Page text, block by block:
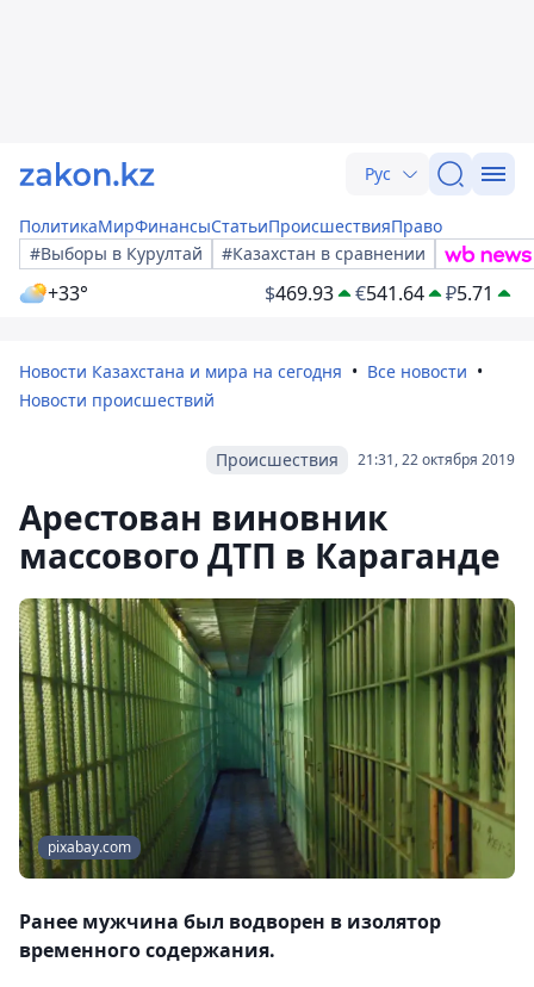
Рус
ПолитикаМирФинансыСтатьиПроисшествияПраво
#Выборы в Курултай
#Казахстан в сравнении
+33° $469.93 €541.64 ₽5.71
Новости Казахстана и мира на сегодня
Все новости
Новости происшествий
21:31, 22 октября 2019
Происшествия
Арестован виновник
массового ДТП в Караганде
pixabay.com
Ранее мужчина был водворен в изолятор
временного содержания.